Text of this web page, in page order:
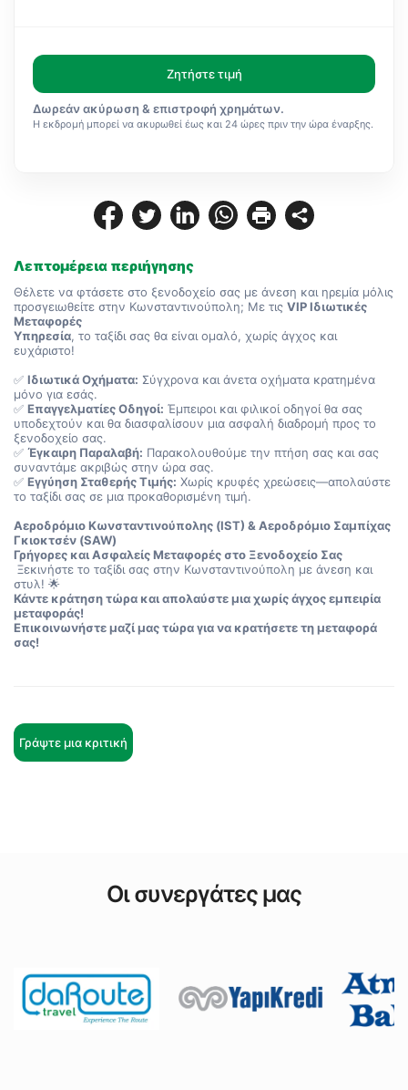
Λεπτομέρεια περιήγησης
Θέλετε να φτάσετε στο ξενοδοχείο σας με άνεση και ηρεμία μόλις
προσγειωθείτε στην Κωνσταντινούπολη; Με τις VIP Ιδιωτικές
Μεταφορές
Υπηρεσία, το ταξίδι σας θα είναι ομαλό, χωρίς άγχος και
ευχάριστο!
✅ Ιδιωτικά Οχήματα: Σύγχρονα και άνετα οχήματα κρατημένα
μόνο για εσάς.
✅ Επαγγελματίες Οδηγοί: Έμπειροι και φιλικοί οδηγοί θα σας
υποδεχτούν και θα διασφαλίσουν μια ασφαλή διαδρομή προς το
ξενοδοχείο σας.
✅ Έγκαιρη Παραλαβή: Παρακολουθούμε την πτήση σας και σας
συναντάμε ακριβώς στην ώρα σας.
✅ Εγγύηση Σταθερής Τιμής: Χωρίς κρυφές χρεώσεις—απολαύστε
το ταξίδι σας σε μια προκαθορισμένη τιμή.
Αεροδρόμιο Κωνσταντινούπολης (IST) & Αεροδρόμιο Σαμπίχας
Γκιοκτσέν (SAW)
Γρήγορες και Ασφαλείς Μεταφορές στο Ξενοδοχείο Σας
στυλ! 🌟
Κάντε κράτηση τώρα και απολαύστε μια χωρίς άγχος εμπειρία
μεταφοράς!
Επικοινωνήστε μαζί μας τώρα για να κρατήσετε τη μεταφορά
σας!
Γράψτε μια κριτική
Ζητήστε τιμή
Δωρεάν ακύρωση & επιστροφή χρημάτων.
Η εκδρομή μπορεί να ακυρωθεί έως και 24 ώρες πριν την ώρα έναρξης.
Οι συνεργάτες μας